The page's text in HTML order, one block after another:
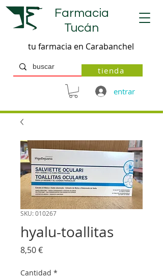
entrar
Farmacia
Tucán
tu farmacia en Carabanchel
tienda
SKU: 010267
hyalu-toallitas
8,50 €Precio
Cantidad *